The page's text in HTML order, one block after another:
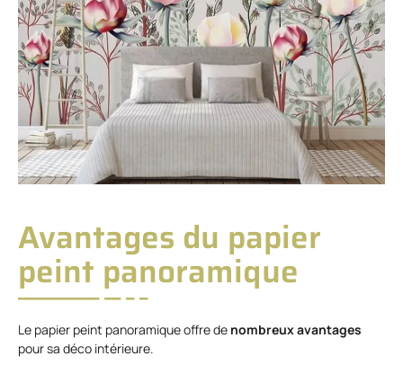
Avantages du papier
peint panoramique
Le papier peint panoramique offre de nombreux avantages
pour sa déco intérieure.